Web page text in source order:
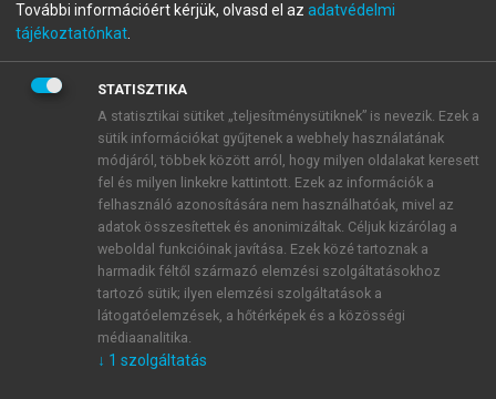
A regisztráció után apróbaidőszakautomatikusan
BELÉPÉS SAJÁT FIÓKKAL
ÚJ FIÓK LÉTREHOZÁSA
1 óra díjmentes hozzáférés
E-MAIL-CÍM
További információért kérjük, olvasd el az adatvédelmi
tájékoztatónkat
STATISZTIKA
A statisztikai sütiket „teljesítménysütiknek” is nevezik. Ezek a
sütik információkat gyűjtenek a webhely használatának
módjáról, többek között arról, hogy milyen oldalakat keresett
fel és milyen linkekre kattintott. Ezek az információk a
felhasználó azonosítására nem használhatóak, mivel az
adatok összesítettek és anonimizáltak. Céljuk kizárólag a
weboldal funkcióinak javítása. Ezek közé tartoznak a
harmadik féltől származó elemzési szolgáltatásokhoz
tartozó sütik; ilyen elemzési szolgáltatások a
látogatóelemzések, a hőtérképek és a közösségi
médiaanalitika.
↓ 1 szolgáltatás